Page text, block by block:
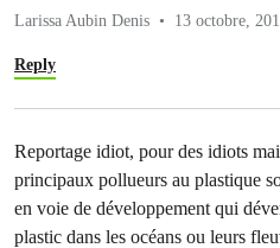
Larissa Aubin Denis 13 octobre,
Reply
Reportage idiot, pour des idiots
principaux pollueurs au plastique
en voie de développement qui
plastic dans les océans ou leurs